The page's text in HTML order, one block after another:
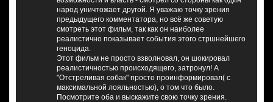
народ уничтожает другой. Я уважаю точку зрения
предыдущего комментатора, но всё же советую
смотреть этот фильм, так как он наиболее
реалистично показывает события этого стршнейшего
геноцида.
Этот фильм не просто взволновал, он шокировал
реалистичностью происходящего, затронул! А
"Отстреливая собак" просто проинформировал( с
максимальной лояльностью), о том что было.
Посмотрите оба и выскажите свою точку зрения.